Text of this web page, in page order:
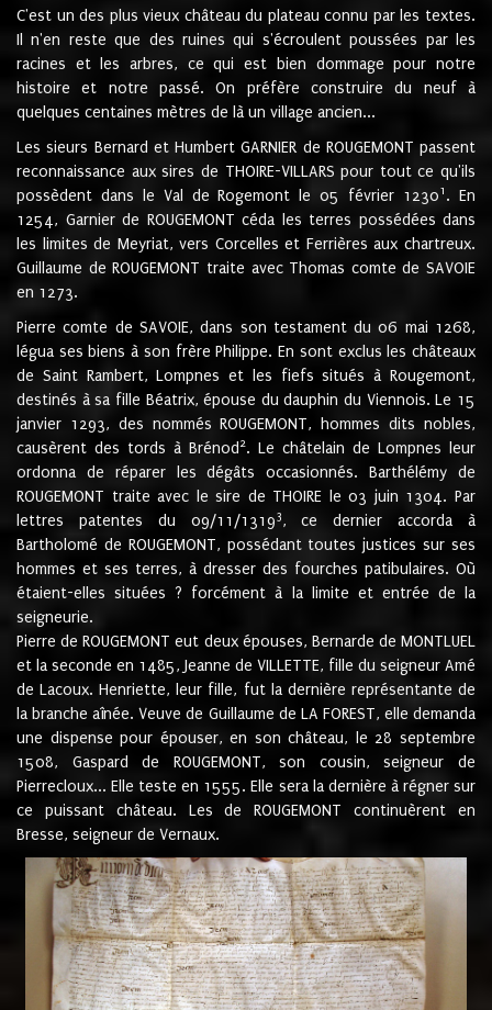
C'est un des plus vieux château du plateau connu par les textes.
Il n'en reste que des ruines qui s'écroulent poussées par les
racines et les arbres, ce qui est bien dommage pour notre
histoire et notre passé. On préfère construire du neuf à
quelques centaines mètres de là un village ancien...
Les sieurs Bernard et Humbert GARNIER de ROUGEMONT passent
reconnaissance aux sires de THOIRE-VILLARS pour tout ce qu'ils
possèdent dans le Val de Rogemont le 05 février 12301 . En
1254, Garnier de ROUGEMONT céda les terres possédées dans
les limites de Meyriat, vers Corcelles et Ferrières aux chartreux.
Guillaume de ROUGEMONT traite avec Thomas comte de SAVOIE
en 1273.
Pierre comte de SAVOIE, dans son testament du 06 mai 1268,
légua ses biens à son frère Philippe. En sont exclus les châteaux
de Saint Rambert, Lompnes et les fiefs situés à Rougemont,
destinés à sa fille Béatrix, épouse du dauphin du Viennois. Le 15
janvier 1293, des nommés ROUGEMONT, hommes dits nobles,
causèrent des tords à Brénod 2. Le châtelain de Lompnes leur
ordonna de réparer les dégâts occasionnés. Barthélémy de
ROUGEMONT traite avec le sire de THOIRE le 03 juin 1304. Par
lettres patentes du 09/11/13193, ce dernier accorda à
Bartholomé de ROUGEMONT, possédant toutes justices sur ses
hommes et ses terres, à dresser des fourches patibulaires. Où
étaient-elles situées ? forcément à la limite et entrée de la
seigneurie.
Pierre de ROUGEMONT eut deux épouses, Bernarde de MONTLUEL
et la seconde en 1485, Jeanne de VILLETTE, fille du seigneur Amé
de Lacoux. Henriette, leur fille, fut la dernière représentante de
la branche aînée. Veuve de Guillaume de LA FOREST, elle demanda
une dispense pour épouser, en son château, le 28 septembre
1508, Gaspard de ROUGEMONT, son cousin, seigneur de
Pierrecloux... Elle teste en 1555. Elle sera la dernière à régner sur
ce puissant château. Les de ROUGEMONT continuèrent en
Bresse, seigneur de Vernaux.